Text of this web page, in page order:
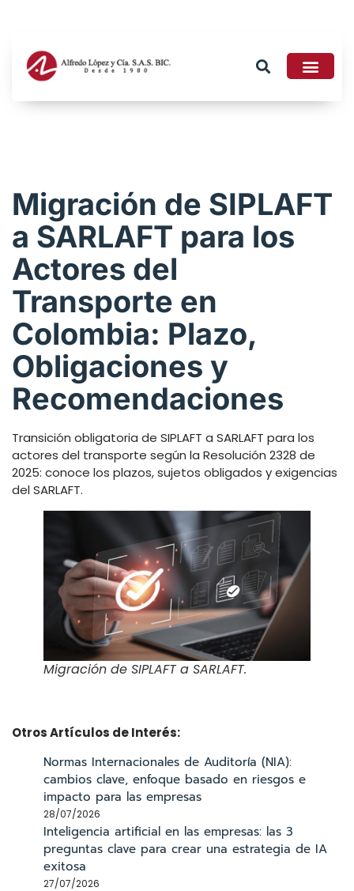
Migración de SIPLAFT
a SARLAFT para los
Actores del
Transporte en
Colombia: Plazo,
Obligaciones y
Recomendaciones
Transición obligatoria de SIPLAFT a SARLAFT para los
actores del transporte según la Resolución 2328 de
2025: conoce los plazos, sujetos obligados y exigencias
del SARLAFT.
Migración de SIPLAFT a SARLAFT.
Otros Artículos de Interés:
Normas Internacionales de Auditoría (NIA):
cambios clave, enfoque basado en riesgos e
impacto para las empresas
28/07/2026
Inteligencia artificial en las empresas: las 3
preguntas clave para crear una estrategia de IA
exitosa
27/07/2026